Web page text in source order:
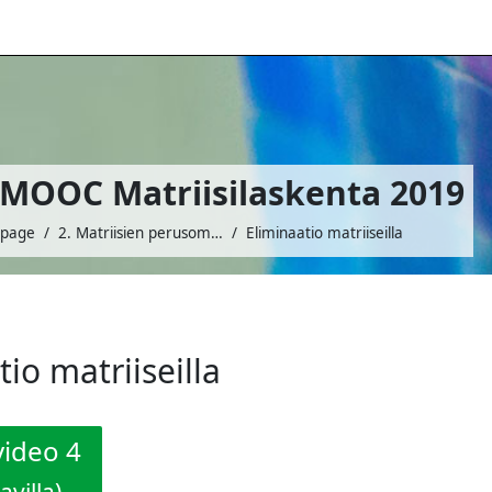
Matriisilaskenta 2019
2. Matriisien perusominaisuuksia ja eliminaatio matriiseilla Eliminaatio matriiseilla
matriiseilla
4